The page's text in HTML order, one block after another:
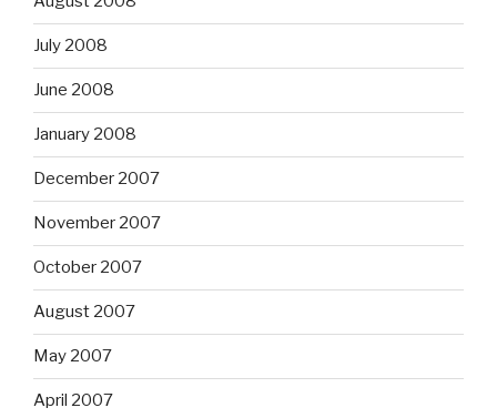
July 2008
June 2008
January 2008
December 2007
November 2007
October 2007
August 2007
May 2007
April 2007